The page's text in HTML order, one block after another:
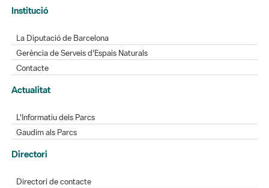
Institució
La Diputació de Barcelona
Gerència de Serveis d'Espais Naturals
Contacte
Actualitat
L'Informatiu dels Parcs
Gaudim als Parcs
Directori
Directori de contacte